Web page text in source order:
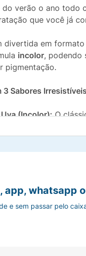
do verão o ano todo
que você já
divertida em
incolor, podendo
pigmentação.
3 Sabores
(Incolor):O
(Incolor):
Mantém os
app, whatsapp
e sem passar pelo